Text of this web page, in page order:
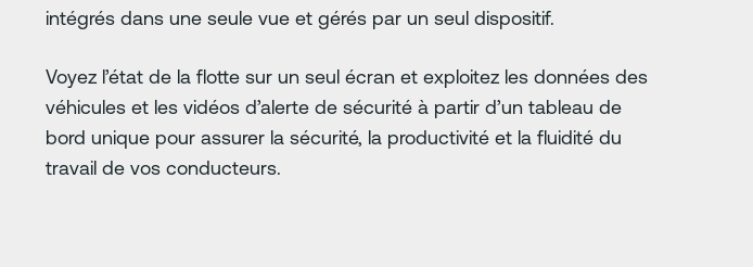
intégrés dans une seule vue et gérés par un seul dispositif.
Voyez l’état de la flotte sur un seul écran et exploitez les données des
véhicules et les vidéos d’alerte de sécurité à partir d’un tableau de
bord unique pour assurer la sécurité, la productivité et la fluidité du
travail de vos conducteurs.